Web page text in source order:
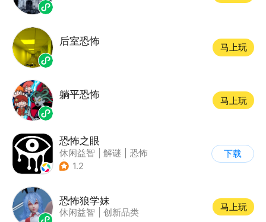
后室恐怖
马上玩
躺平恐怖
马上玩
恐怖之眼
休闲益智 解谜
恐怖
| 单机
1.2
下载
恐怖狼学妹
休闲益智 创新品类
马上玩